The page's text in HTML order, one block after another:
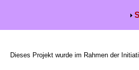
Dieses Projekt wurde im Rahmen der